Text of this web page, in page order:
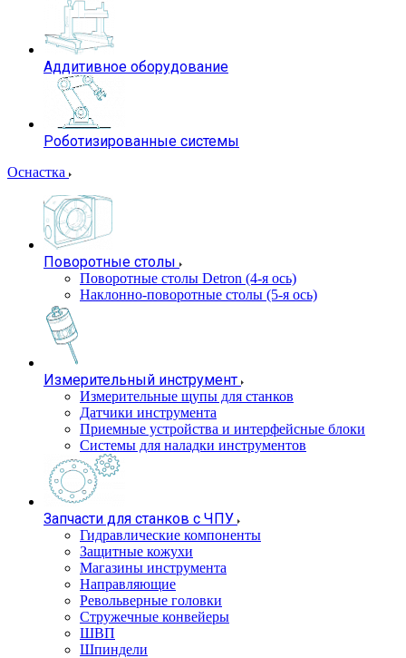
Аддитивное оборудование
Роботизированные системы
Оснастка
Поворотные столы
Поворотные столы Detron (4-я ось)
Наклонно-поворотные столы (5-я ось)
Измерительный инструмент
Измерительные щупы для станков
Датчики инструмента
Приемные устройства и интерфейсные блоки
Системы для наладки инструментов
Запчасти для станков с ЧПУ
Гидравлические компоненты
Защитные кожухи
Магазины инструмента
Направляющие
Револьверные головки
Стружечные конвейеры
ШВП
Шпиндели